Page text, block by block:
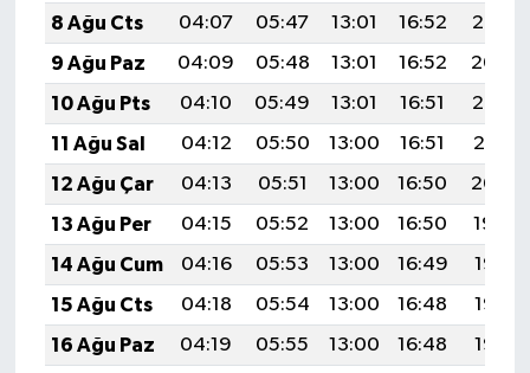
8 Ağu Cts
04:07 05:47 13:01 16:52
20:05
9 Ağu Paz
04:09 05:48 13:01 16:52
20:04
10 Ağu Pts
04:10 05:49 13:01 16:51
20:03
11 Ağu Sal
04:12 05:50 13:00 16:51
20:01
12 Ağu Çar
04:13 05:51 13:00 16:50
20:00
13 Ağu Per
04:15 05:52 13:00 16:50
19:59
14 Ağu Cum
04:16 05:53 13:00 16:49
19:57
15 Ağu Cts
04:18 05:54 13:00 16:48
19:56
16 Ağu Paz
04:19 05:55 13:00 16:48
19:55